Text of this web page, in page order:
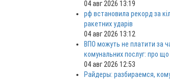
04 авг 2026 13:19
рф встановила рекорд за
ракетних ударів
04 авг 2026 13:12
ВПО можуть не платити за
комунальних послуг: про
04 авг 2026 12:53
Райдеры: разбираемся,